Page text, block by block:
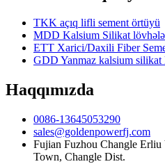
TKK açıq lifli sement örtüyü
MDD Kalsium Silikat
ETT Xarici/Daxili Fiber
GDD Yanmaz kalsium silikat
Haqqımızda
0086-13645053290
sales@goldenpowerfj.com
Fujian Fuzhou Changle
Town, Changle Dist.